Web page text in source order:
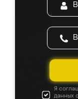
Я
данных